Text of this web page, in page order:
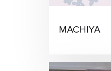
MACHIYA